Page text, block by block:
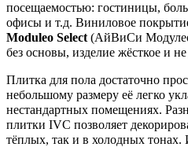
посещаемостью: гостиницы,
офисы и т.д. Виниловое
Moduleo Select (АйВиСи
без основы, изделие жёсткое и
Плитка для пола достаточно
небольшому размеру её легко
нестандартных помещениях.
плитки IVC позволяет
тёплых, так и в холодных